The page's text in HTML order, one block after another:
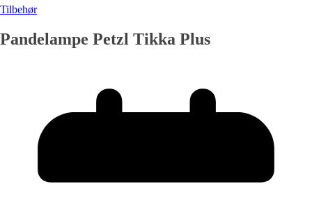
Tilbehør
Pandelampe Petzl Tikka Plus